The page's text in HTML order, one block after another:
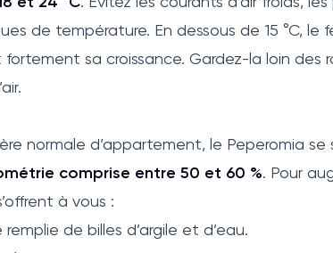
de température. En dessous de 15 °C, le
sa croissance. Gardez-la loin des
normale d’appartement, le Peperomia se
comprise entre 50 et 60 %. Pour
à vous :
de billes d’argile et d’eau.